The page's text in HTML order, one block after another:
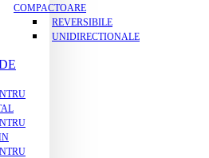
COMPACTOARE
REVERSIBILE
UNIDIRECTIONALE